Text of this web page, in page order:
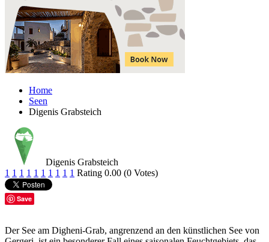
Home
Seen
Digenis Grabsteich
Digenis Grabsteich
1 1 1 1 1 1 1 1 1 1 Rating 0.00 (0 Votes)
Save
Der See am Digheni-Grab, angrenzend an den künstlichen See von